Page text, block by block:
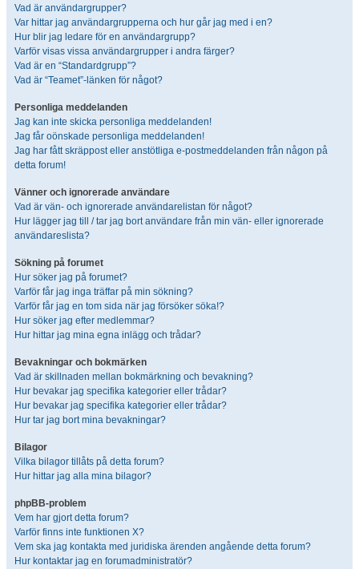
Vad är användargrupper?
Var hittar jag användargrupperna och hur går jag med i en?
Hur blir jag ledare för en användargrupp?
Varför visas vissa användargrupper i andra färger?
Vad är en “Standardgrupp”?
Vad är “Teamet”-länken för något?
Personliga meddelanden
Jag kan inte skicka personliga meddelanden!
Jag får oönskade personliga meddelanden!
Jag har fått skräppost eller anstötliga e-postmeddelanden från någon på
detta forum!
Vänner och ignorerade användare
Vad är vän- och ignorerade användarelistan för något?
Hur lägger jag till / tar jag bort användare från min vän- eller ignorerade
användareslista?
Sökning på forumet
Hur söker jag på forumet?
Varför får jag inga träffar på min sökning?
Varför får jag en tom sida när jag försöker söka!?
Hur söker jag efter medlemmar?
Hur hittar jag mina egna inlägg och trådar?
Bevakningar och bokmärken
Vad är skillnaden mellan bokmärkning och bevakning?
Hur bevakar jag specifika kategorier eller trådar?
Hur bevakar jag specifika kategorier eller trådar?
Hur tar jag bort mina bevakningar?
Bilagor
Vilka bilagor tillåts på detta forum?
Hur hittar jag alla mina bilagor?
phpBB-problem
Vem har gjort detta forum?
Varför finns inte funktionen X?
Vem ska jag kontakta med juridiska ärenden angående detta forum?
Hur kontaktar jag en forumadministratör?